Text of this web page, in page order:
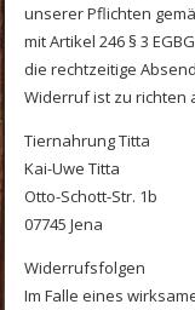
unserer Pflichten
mit Artikel 246 § 3
die rechtzeitige
Widerruf ist zu richten
Tiernahrung Titta
Kai-Uwe Titta
Otto-Schott-Str. 1b
07745 Jena
Widerrufsfolgen
Im Falle eines